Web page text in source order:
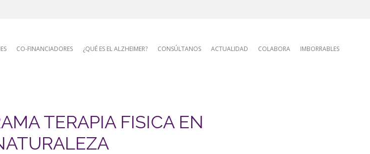
CO-FINANCIADORES ¿QUÉ ES EL ALZHEIMER? CONSÚLTANOS ACTUALIDAD COLABORA IMBORRABLES
TERAPIA FISICA EN